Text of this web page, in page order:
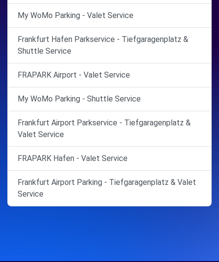
My WoMo Parking - Valet Service
Frankfurt Hafen Parkservice - Tiefgaragenplatz &
Shuttle Service
FRAPARK Airport - Valet Service
My WoMo Parking - Shuttle Service
Frankfurt Airport Parkservice - Tiefgaragenplatz &
Valet Service
FRAPARK Hafen - Valet Service
Frankfurt Airport Parking - Tiefgaragenplatz & Valet
Service